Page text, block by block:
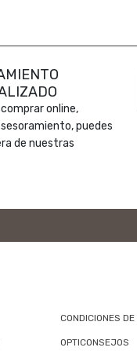
online,
puedes
de nuestras
CONDICIONES
OPTICONSEJOS